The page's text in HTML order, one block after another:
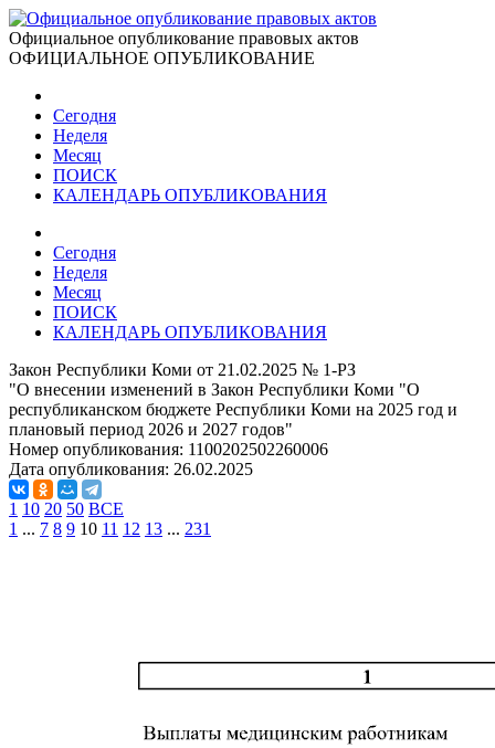
Официальное опубликование правовых актов
ОФИЦИАЛЬНОЕ ОПУБЛИКОВАНИЕ
Сегодня
Неделя
Месяц
ПОИСК
КАЛЕНДАРЬ ОПУБЛИКОВАНИЯ
Сегодня
Неделя
Месяц
ПОИСК
КАЛЕНДАРЬ ОПУБЛИКОВАНИЯ
Закон Республики Коми от 21.02.2025 № 1-РЗ
"О внесении изменений в Закон Республики Коми "О
республиканском бюджете Республики Коми на 2025 год и
плановый период 2026 и 2027 годов"
Номер опубликования: 1100202502260006
Дата опубликования: 26.02.2025
1 10 20 50 ВСЕ
1 ... 7 8 9 10 11 12 13 ... 231